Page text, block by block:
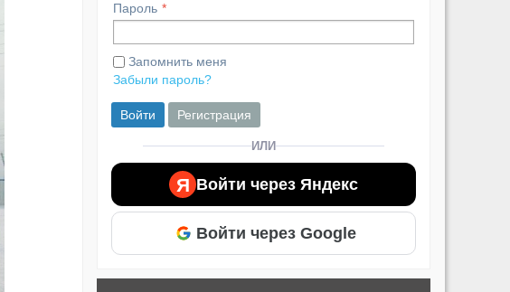
Пароль
Запомнить меня
Забыли пароль?
Войти Регистрация
ИЛИ
Я Войти через Яндекс
Войти через Google